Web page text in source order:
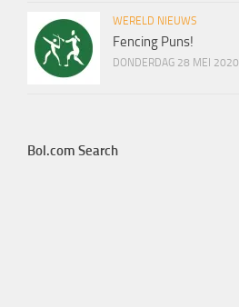
WERELD NIEUWS
Fencing Puns!
DONDERDAG 28 MEI 2020
Bol.com Search